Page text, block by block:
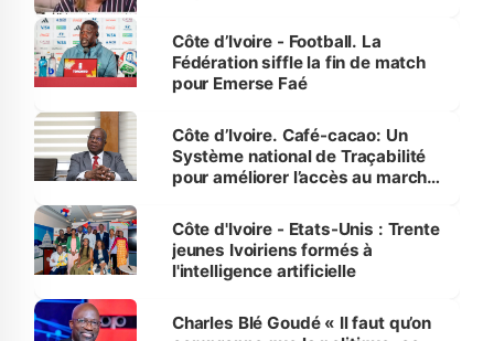
Côte d’Ivoire - Football. La
Fédération siffle la fin de match
pour Emerse Faé
Côte d’Ivoire. Café-cacao: Un
Système national de Traçabilité
pour améliorer l’accès au marché
Côte d'Ivoire - Etats-Unis : Trente
jeunes Ivoiriens formés à
l'intelligence artificielle
Charles Blé Goudé « Il faut qu’on